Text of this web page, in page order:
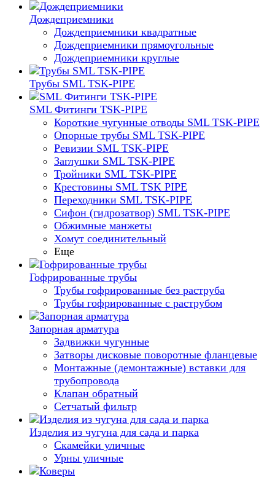
Дождеприемники
Дождеприемники квадратные
Дождеприемники прямоугольные
Дождеприемники круглые
Трубы SML TSK-PIPE
SML Фитинги TSK-PIPE
Короткие чугунные отводы SML TSK-PIPE
Опорные трубы SML TSK-PIPE
Ревизии SML TSK-PIPE
Заглушки SML TSK-PIPE
Тройники SML TSK-PIPE
Крестовины SML TSK PIPE
Переходники SML TSK-PIPE
Сифон (гидрозатвор) SML TSK-PIPE
Обжимные манжеты
Хомут соединительный
Еще
Гофрированные трубы
Трубы гофрированные без раструба
Трубы гофрированные с раструбом
Запорная арматура
Задвижки чугунные
Затворы дисковые поворотные фланцевые
Монтажные (демонтажные) вставки для
трубопровода
Клапан обратный
Сетчатый фильтр
Изделия из чугуна для сада и парка
Скамейки уличные
Урны уличные